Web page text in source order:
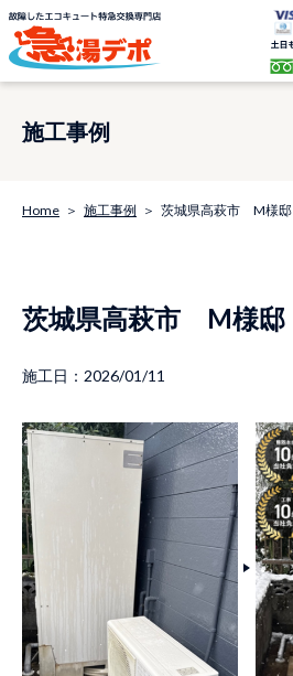
施工事例
Home 施工事例 茨城県高萩市 M様邸
茨城県高萩市 M様邸
施工日：2026/01/11